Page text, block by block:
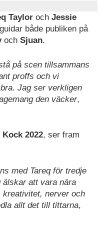
Taylor och Jessie
både publiken på
och Sjuan.
på scen tillsammans
proffs och vi
Jag ser verkligen
den väcker,
2022, ser fram
med Tareq för tredje
älskar att vara nära
kreativitet, nerver och
allt det till tittarna,